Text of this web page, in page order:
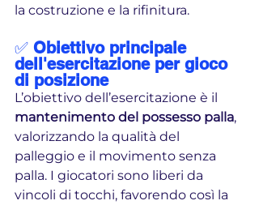
la costruzione e la rifinitura.
✅ Obiettivo principale
dell'esercitazione per gioco
di posizione
L’obiettivo dell’esercitazione è il
mantenimento del possesso palla,
valorizzando la qualità del
palleggio e il movimento senza
palla. I giocatori sono liberi da
vincoli di tocchi, favorendo così la